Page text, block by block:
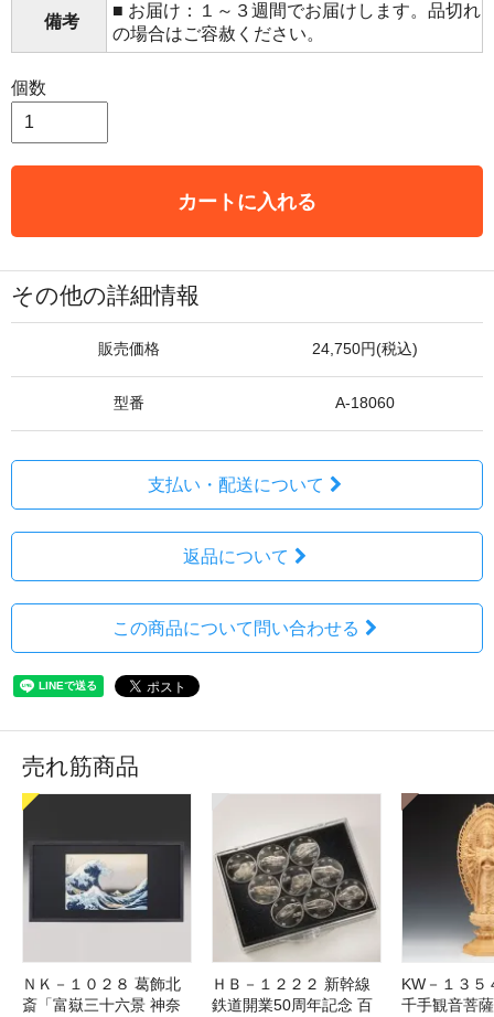
備考
■ お届け：１～３週間でお届けします。品切れ
の場合はご容赦ください。
個数
カートに入れる
その他の詳細情報
販売価格 24,750円(税込)
型番 A-18060
支払い・配送について
返品について
この商品について問い合わせる
売れ筋商品
ＮＫ－１０２８ 葛飾北
斎「富嶽三十六景 神奈
ＨＢ－１２２２ 新幹線
鉄道開業50周年記念 百
KW－１３
千手観音菩